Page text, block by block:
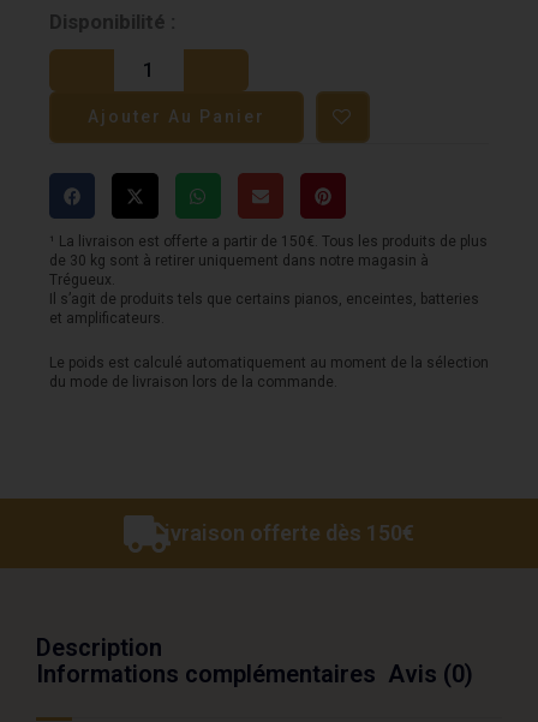
Disponibilité :
quantité
de
Novation
Launchpad
Ajouter Au Panier
¹ La livraison est offerte a partir de 150€. Tous les produits de plus
de 30 kg sont à retirer uniquement dans notre magasin à
Trégueux.
Il s’agit de produits tels que certains pianos, enceintes, batteries
et amplificateurs.
Le poids est calculé automatiquement au moment de la sélection
du mode de livraison lors de la commande.
Livraison offerte dès 150€
Description
Informations complémentaires Avis (0)